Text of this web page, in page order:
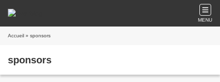
MENU
Accueil » sponsors
sponsors